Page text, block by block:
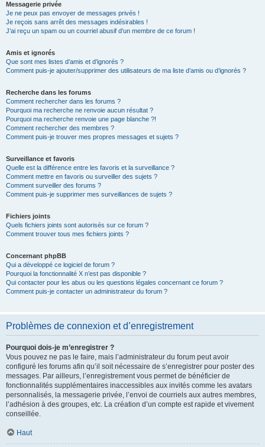
Messagerie privée
Je ne peux pas envoyer de messages privés !
Je reçois sans arrêt des messages indésirables !
J’ai reçu un spam ou un courriel abusif d’un membre de ce forum !
Amis et ignorés
Que sont mes listes d’amis et d’ignorés ?
Comment puis-je ajouter/supprimer des utilisateurs de ma liste d’amis ou d’ignorés ?
Recherche dans les forums
Comment rechercher dans les forums ?
Pourquoi ma recherche ne renvoie aucun résultat ?
Pourquoi ma recherche renvoie une page blanche ?!
Comment rechercher des membres ?
Comment puis-je trouver mes propres messages et sujets ?
Surveillance et favoris
Quelle est la différence entre les favoris et la surveillance ?
Comment mettre en favoris ou surveiller des sujets ?
Comment surveiller des forums ?
Comment puis-je supprimer mes surveillances de sujets ?
Fichiers joints
Quels fichiers joints sont autorisés sur ce forum ?
Comment trouver tous mes fichiers joints ?
Concernant phpBB
Qui a développé ce logiciel de forum ?
Pourquoi la fonctionnalité X n’est pas disponible ?
Qui contacter pour les abus ou les questions légales concernant ce forum ?
Comment puis-je contacter un administrateur du forum ?
Problèmes de connexion et d’enregistrement
Pourquoi dois-je m’enregistrer ?
Vous pouvez ne pas le faire, mais l’administrateur du forum peut avoir
configuré les forums afin qu’il soit nécessaire de s’enregistrer pour poster des
messages. Par ailleurs, l’enregistrement vous permet de bénéficier de
fonctionnalités supplémentaires inaccessibles aux invités comme les avatars
personnalisés, la messagerie privée, l’envoi de courriels aux autres membres,
l’adhésion à des groupes, etc. La création d’un compte est rapide et vivement
conseillée.
Haut